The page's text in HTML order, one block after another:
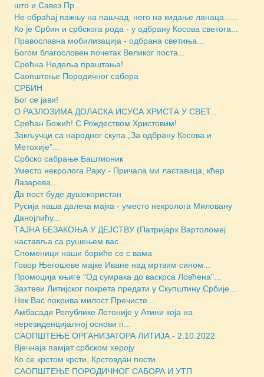
што и Савез Пр...
Не обраћај пажњу на пашчад, него на кидање ланаца......
Ко је Србин и србскога рода - у одбрану Косова светога...
Православна мобилизација - одбрана светиња...
Богом благословен почетак Великог поста...
Срећна Недеља праштања!
Саопштење Породичног сабора
СРБИН
Бог се јави!
O РАЗЛОЗИМА ДОЛАСКА ИСУСА ХРИСТА У СВЕТ...
Срећан Божић! С Рождеством Христовим!
Закључци са народног скупа „За одбрану Косова и
Метохије”...
Србско сабрање Баштионик
Уместо некролога Рајку - Причала ми ластавица, кћер
Лазаревa...
Да пост буде душекористан
Русија наша далека мајка - уместо некролога Миловану
Данојлићу...
ТАЈНА БЕЗАКОЊА У ДЕЈСТВУ (Патријарх Вартоломеј
наставља са рушењем вас...
Споменици наши бориће се с вама
Говор Његошеве мајке Иване над мртвим сином...
Промоција књиге "Од сумрака до васкрса Ловћена"...
Захтеви Литијског покрета предати у Скупштину Србије...
Нек Вас покрива милост Пречисте...
Амбасади Републике Летоније у Атини која на
нерезиденцијалној основи п...
САОПШТЕЊЕ ОРГАНИЗАТОРА ЛИТИЈА - 2.10.2022
Вјечнаја памјат србском хероју
Ко се крстом крсти, Крстовдан пости
САОПШТЕЊЕ ПОРОДИЧНОГ САБОРА И УТП